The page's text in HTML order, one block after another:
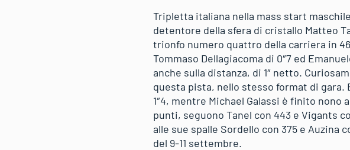
Tripletta italiana nella mass start
detentore della sfera di cristallo Matteo
trionfo numero quattro della carriera in
Tommaso Dellagiacoma di 0″7 ed
anche sulla distanza, di 1″ netto.
questa pista, nello stesso format di gara.
1″4, mentre Michael Galassi è finito nono
punti, seguono Tanel con 443 e Vigants
alle sue spalle Sordello con 375 e
del 9-11 settembre.